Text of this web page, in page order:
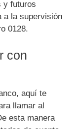
y futuros
a la supervisión
0128.
con
aquí te
llamar al
esta manera